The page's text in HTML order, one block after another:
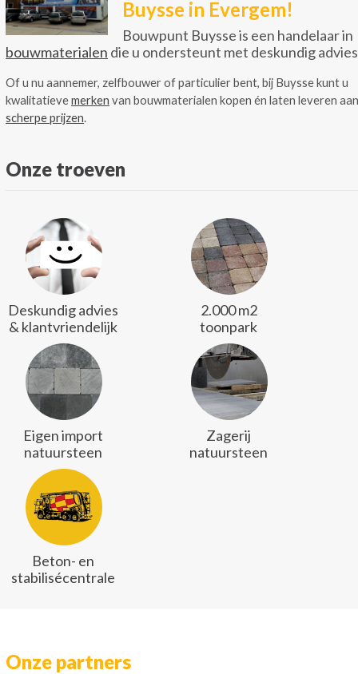
Buysse in Evergem!
Bouwpunt Buysse is een handelaar in
bouwmaterialen die u ondersteunt met deskundig
Of u nu aannemer, zelfbouwer of particulier bent, bij Buysse kunt u
kwalitatievemerken van bouwmaterialen kopen én laten leveren aan
scherpe prijzen.
Onze troeven
Deskundig advies
& klantvriendelijk
2.000 m2
toonpark
Eigen import
natuursteen
Zagerij
natuursteen
Beton- en
stabilisécentrale
Onze partners